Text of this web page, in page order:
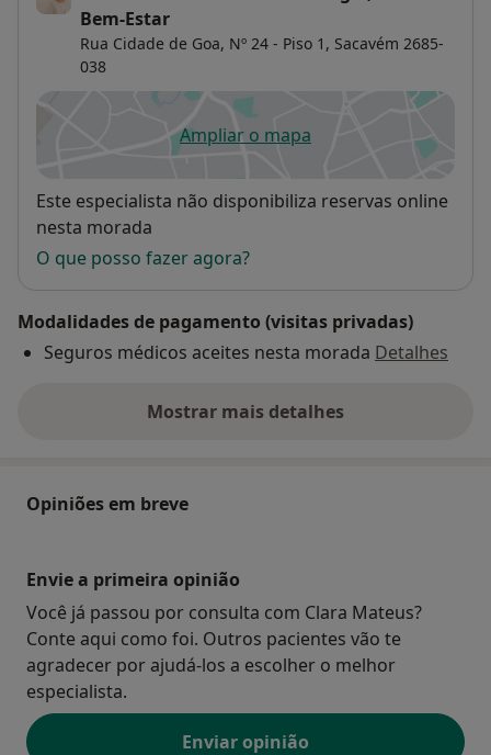
Bem-Estar
Rua Cidade de Goa, Nº 24 - Piso 1, Sacavém 2685-
038
Ampliar o mapaabre num novo separador
Disponibilidade
Este especialista não disponibiliza reservas online
nesta morada
O que posso fazer agora?
Modalidades de pagamento (visitas privadas)
Seguros médicos aceites nesta morada Detalhes
Mostrar mais detalhes
sobre o endereço
Opiniões em breve
Envie a primeira opinião
Você já passou por consulta com Clara Mateus?
Conte aqui como foi. Outros pacientes vão te
agradecer por ajudá-los a escolher o melhor
especialista.
Enviar opinião